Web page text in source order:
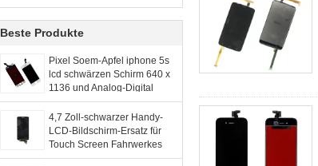
Beste Produkte
Pixel Soem-Apfel iphone 5s
lcd schwärzen Schirm 640 x
1136 und Analog-Digital
wandler Versammlung
4,7 Zoll-schwarzer Handy-
LCD-Bildschirm-Ersatz für
Touch Screen Fahrwerkes
G2mini